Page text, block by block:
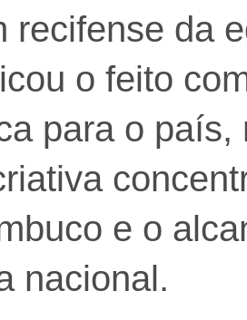
recifense da
o feito
para o país,
e o
nacional.